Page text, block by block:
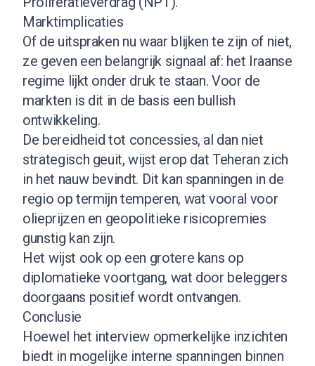
Marktimplicaties
Of de uitspraken nu waar blijken te zijn of niet,
ze geven een belangrijk signaal af: het Iraanse
regime lijkt onder druk te staan. Voor de
markten is dit in de basis een bullish
ontwikkeling.
De bereidheid tot concessies, al dan niet
strategisch geuit, wijst erop dat Teheran zich
in het nauw bevindt. Dit kan spanningen in de
regio op termijn temperen, wat vooral voor
olieprijzen en geopolitieke risicopremies
gunstig kan zijn.
Het wijst ook op een grotere kans op
diplomatieke voortgang, wat door beleggers
doorgaans positief wordt ontvangen.
Conclusie
Hoewel het interview opmerkelijke inzichten
biedt in mogelijke interne spanningen binnen